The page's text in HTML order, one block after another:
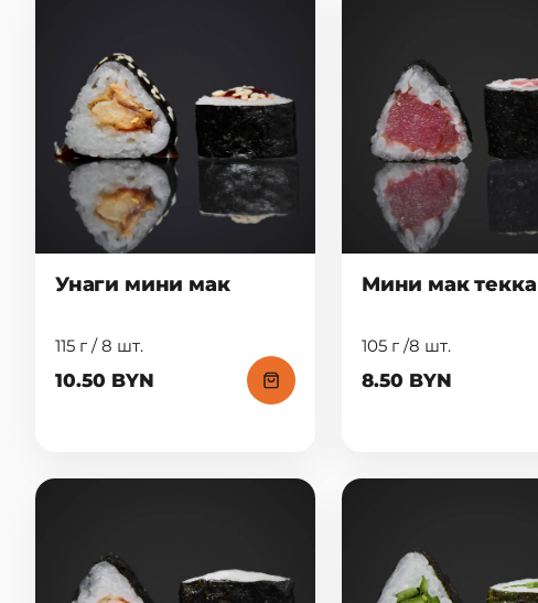
Унаги мини мак
115 г / 8 шт.
10.50 BYN
Мини мак текка
105 г /8 шт.
8.50 BYN